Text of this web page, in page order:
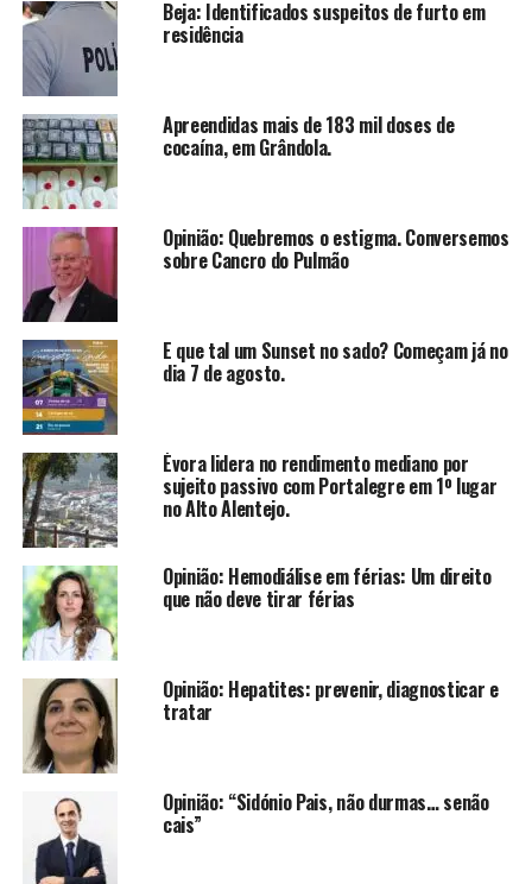
Beja: Identificados suspeitos de furto em
residência
Apreendidas mais de 183 mil doses de
cocaína, em Grândola.
Opinião: Quebremos o estigma. Conversemos
sobre Cancro do Pulmão
E que tal um Sunset no sado? Começam já no
dia 7 de agosto.
Évora lidera no rendimento mediano por
sujeito passivo com Portalegre em 1º lugar
no Alto Alentejo.
Opinião: Hemodiálise em férias: Um direito
que não deve tirar férias
Opinião: Hepatites: prevenir, diagnosticar e
tratar
Opinião: “Sidónio Pais, não durmas… senão
cais”